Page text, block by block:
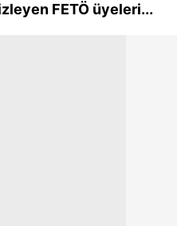
FETÖ üyeleri...